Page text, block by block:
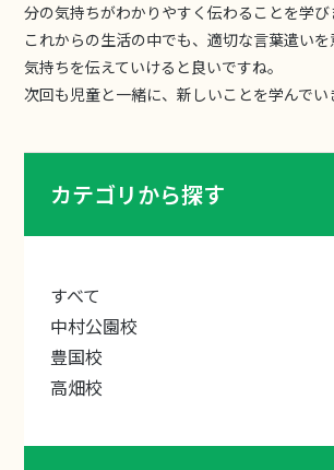
カテゴリから探す
すべて
中村公園校
豊国校
高畑校
分の気持ちがわかりやすく伝わることを学び
これからの生活の中でも、適切な言葉遣い
気持ちを伝えていけると良いですね。
次回も児童と一緒に、新しいことを学んでい